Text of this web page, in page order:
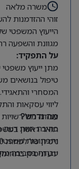
משרה מלאה
זוהי ההזדמנות
הייעוץ המשפטי
מגוונת והשפעה
על התפקיד:
מתן ייעוץ
טיפול בנושאים
המסחרי והתאגידי.
ליווי עסקאות
עבודה מול
כתיבת חוות דעת
ותכתובות
עבודה בסביבה
מה נדרש?
תואר ראשון
ניסיון של לפחות 10 שנים בעריכת דין – חובה
ידע וניסיון